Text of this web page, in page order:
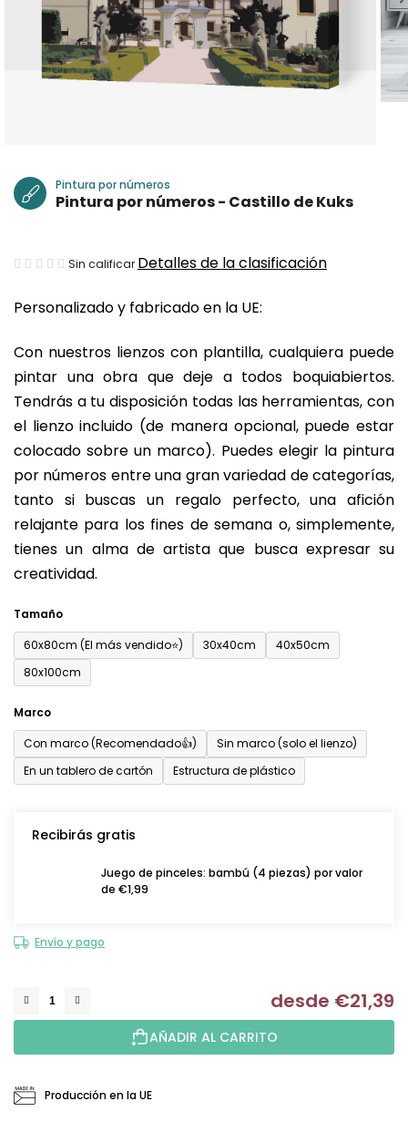
Personalizado y fabricado en la UE:
Con nuestros lienzos con plantilla, cualquiera puede
pintar una obra que deje a todos boquiabiertos.
Tendrás a tu disposición todas las herramientas, con
el lienzo incluido (de manera opcional, puede estar
colocado sobre un marco). Puedes elegir la pintura
por números entre una gran variedad de categorías,
tanto si buscas un regalo perfecto, una afición
relajante para los fines de semana o, simplemente,
tienes un alma de artista que busca expresar su
creatividad.
Tamaño
60x80cm (El más vendido⭐)
30x40cm
40x50cm
80x100cm
Marco
Con marco (Recomendado👍)
Sin marco (solo el lienzo)
En un tablero de cartón
Estructura de plástico
Recibirás gratis
Juego de pinceles: bambú (4 piezas) por valor
de €1,99
Envío y pago
desde €21,39
AÑADIR AL CARRITO
Producción en la UE
Pintura por números
Pintura por números - Castillo de Kuks
La
media
producto
es
de
0,0
sobre
5
estrellas.
Sin calificar Detalles de la clasificación